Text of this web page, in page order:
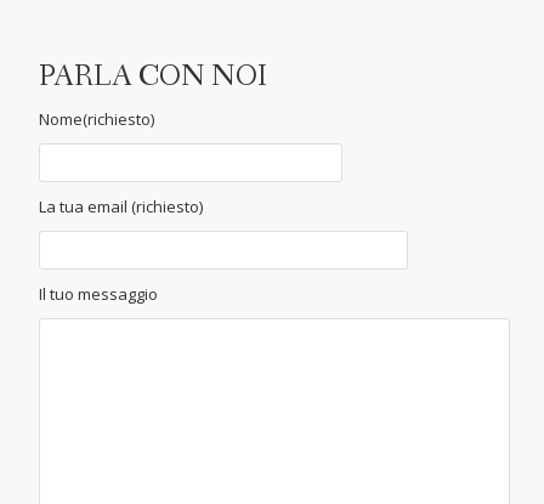
PARLA CON NOI
Nome(richiesto)
La tua email (richiesto)
Il tuo messaggio